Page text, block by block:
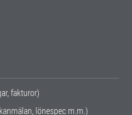
fakturor)
lönespec m.m.)